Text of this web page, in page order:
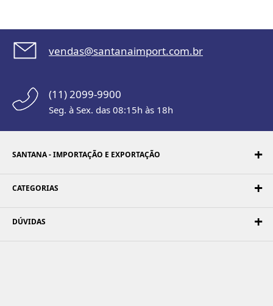
vendas@santanaimport.com.br
(11) 2099-9900
Seg. à Sex. das 08:15h às 18h
SANTANA - IMPORTAÇÃO E EXPORTAÇÃO
CATEGORIAS
DÚVIDAS